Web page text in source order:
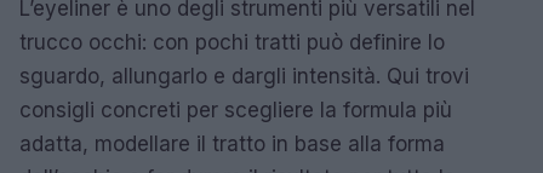
L’eyeliner è uno degli strumenti più versatili nel
trucco occhi: con pochi tratti può definire lo
sguardo, allungarlo e dargli intensità. Qui trovi
consigli concreti per scegliere la formula più
adatta, modellare il tratto in base alla forma